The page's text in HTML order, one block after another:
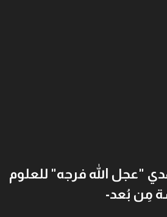
"عجل الله فرجه" للعلوم
مِن بُعد-